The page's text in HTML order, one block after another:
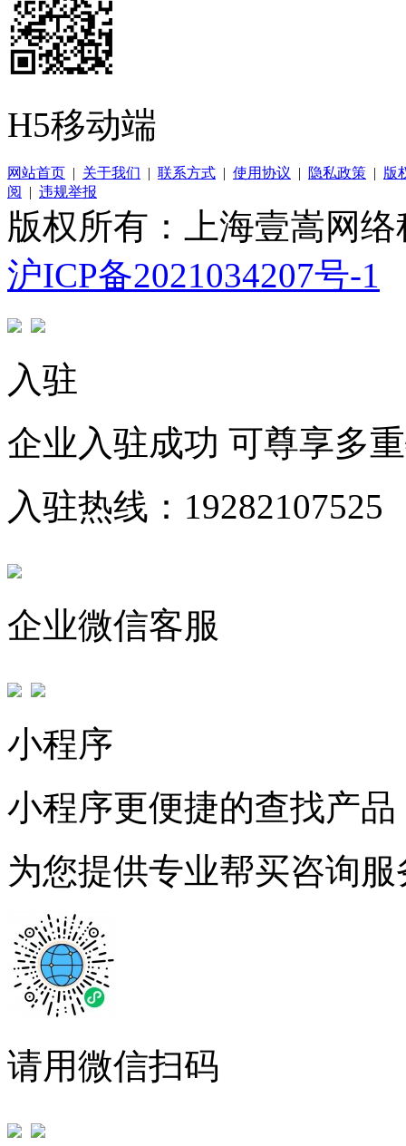
H5移动端
网站首页 | 关于我们 | 联系方式 | 使用协议 | 隐私政策 | 版
阅
| 违规举报
版权所有：上海壹嵩网
沪ICP备2021034207号-1
入驻
企业入驻成功 可尊享多
入驻热线：19282107525
企业微信客服
小程序
小程序更便捷的查找产品
为您提供专业帮买咨询服
请用微信扫码